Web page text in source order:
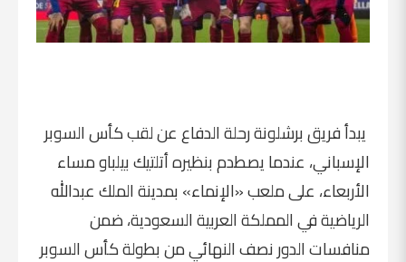
يبدأ فريق برشلونة رحلة الدفاع عن لقب كأس السوبر
الإسباني، عندما يصطدم بنظيره أتلتيك بيلباو مساء
الأربعاء، على ملعب «الإنماء» بمدينة الملك عبدالله
الرياضية في المملكة العربية السعودية، ضمن
منافسات الدور نصف النهائي من بطولة كأس السوبر